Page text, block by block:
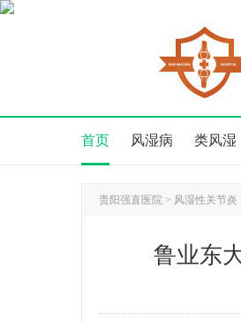
首页 风湿病 类风湿
贵阳强直医院 > 风湿性关节炎
鲁业东